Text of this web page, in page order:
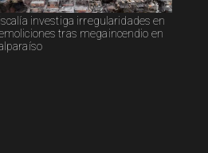
investiga irregularidades en
tras megaincendio en